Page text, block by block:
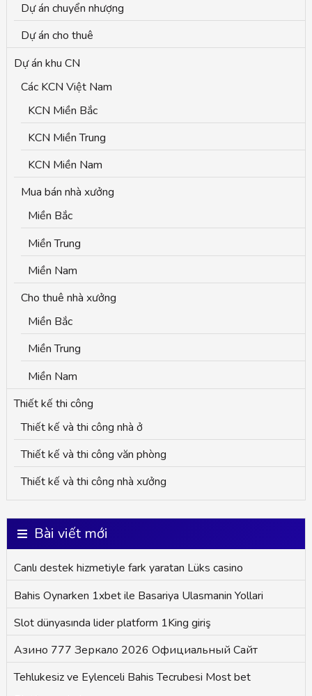
r
Dự án chuyển nhượng
Dự án cho thuê
Dự án khu CN
Các KCN Việt Nam
KCN Miền Bắc
KCN Miền Trung
KCN Miền Nam
Mua bán nhà xưởng
Miền Bắc
Miền Trung
Miền Nam
Cho thuê nhà xưởng
Miền Bắc
Miền Trung
Miền Nam
Thiết kế thi công
Thiết kế và thi công nhà ở
Thiết kế và thi công văn phòng
Thiết kế và thi công nhà xưởng
Bài viết mới
Canlı destek hizmetiyle fark yaratan Lüks casino
Bahis Oynarken 1xbet ile Basariya Ulasmanin Yollari
Slot dünyasında lider platform 1King giriş
Азино 777 Зеркало 2026 Официальный Сайт
Tehlukesiz ve Eylenceli Bahis Tecrubesi Most bet